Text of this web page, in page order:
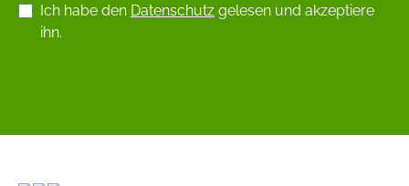
Ich habe den Datenschutz gelesen und akzeptiere
ihn.